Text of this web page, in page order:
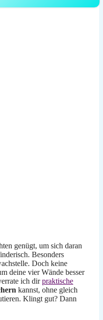
genügt, um sich daran
Besonders
Doch keine
deine vier Wände besser
ich dirpraktische
kannst, ohne gleich
Klingt gut? Dann